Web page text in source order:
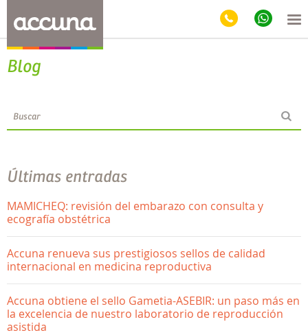
Blog
Últimas entradas
MAMICHEQ: revisión del embarazo con consulta y
ecografía obstétrica
Accuna renueva sus prestigiosos sellos de calidad
internacional en medicina reproductiva
Accuna obtiene el sello Gametia-ASEBIR: un paso más en
la excelencia de nuestro laboratorio de reproducción
asistida